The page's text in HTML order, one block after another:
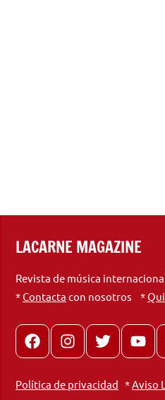
LACARNE MAGAZINE
Revista de música
*Contacta con nosotros *
FacebookInstagram
X
Política de privacidad *Aviso